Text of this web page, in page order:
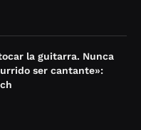
la guitarra. Nunca
ser cantante»: